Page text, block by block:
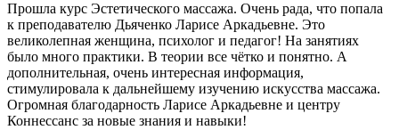
Прошла курс Эстетического массажа. Очень рада, что попала
к преподавателю Дьяченко Ларисе Аркадьевне. Это
великолепная женщина, психолог и педагог! На занятиях
было много практики. В теории все чётко и понятно. А
дополнительная, очень интересная информация,
стимулировала к дальнейшему изучению искусства массажа.
Огромная благодарность Ларисе Аркадьевне и центру
Коннессанс за новые знания и навыки!